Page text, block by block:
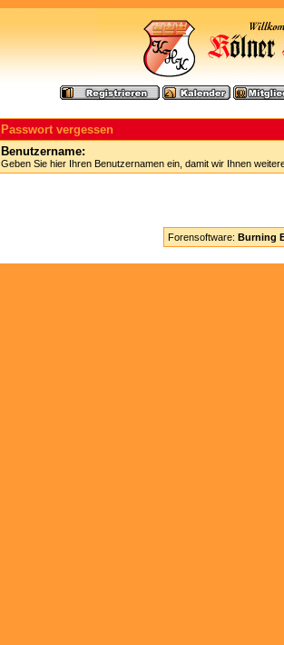
Passwort vergessen
Benutzername:
Geben Sie hier Ihren Benutzernamen ein, damit wir Ihnen
Forensoftware: Burning